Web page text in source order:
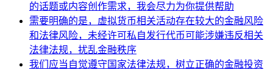
的话题或内容创作需求，我会尽力为你提供帮助
需要明确的是，虚拟货币相关活动存在较大的金融风险
和法律风险，未经许可私自发行代币可能涉嫌违反相关
法律法规，扰乱金融秩序
我们应当自觉遵守国家法律法规，树立正确的金融投资